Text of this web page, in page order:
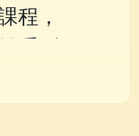
程，
系列
、創